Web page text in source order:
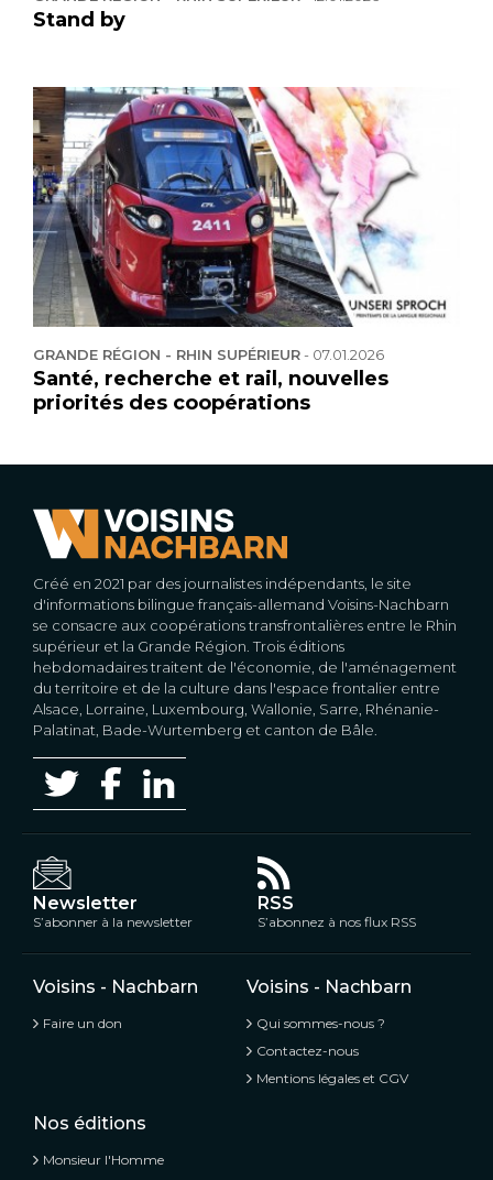
Stand by
GRANDE RÉGION - RHIN SUPÉRIEUR- 07.01.2026
Santé, recherche et rail, nouvelles
priorités des coopérations
Créé en 2021 par des journalistes indépendants, le site
d'informations bilingue français-allemand Voisins-Nachbarn
se consacre aux coopérations transfrontalières entre le Rhin
supérieur et la Grande Région. Trois éditions
hebdomadaires traitent de l'économie, de l'aménagement
du territoire et de la culture dans l'espace frontalier entre
Alsace, Lorraine, Luxembourg, Wallonie, Sarre, Rhénanie-
Palatinat, Bade-Wurtemberg et canton de Bâle.
Newsletter
S’abonner à la newsletter
RSS
S’abonnez à nos flux RSS
Voisins - Nachbarn
Faire un don
Voisins - Nachbarn
Qui sommes-nous ?
Contactez-nous
Mentions légales et CGV
Nos éditions
Monsieur l'Homme